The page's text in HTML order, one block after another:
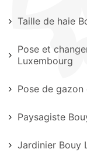
Taille de haie
Pose et
Luxembourg
Pose de
Paysagiste
Jardinier Bouy